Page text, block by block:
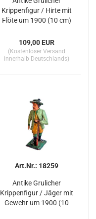
Krippenfigur / Hirte mit
Flöte um 1900 (10 cm)
109,00 EUR
(Kostenloser Versand
innerhalb Deutschlands)
Art.Nr.: 18259
Antike Grulicher
Krippenfigur / Jäger mit
Gewehr um 1900 (10